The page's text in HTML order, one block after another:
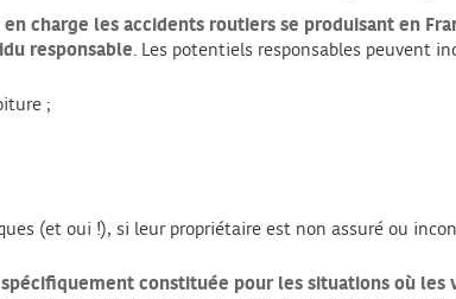
charge les accidents routiers se produisant en
responsable. Les potentiels responsables peuvent
;
(et oui !), si leur propriétaire est non assuré ou
constituée pour les situations où